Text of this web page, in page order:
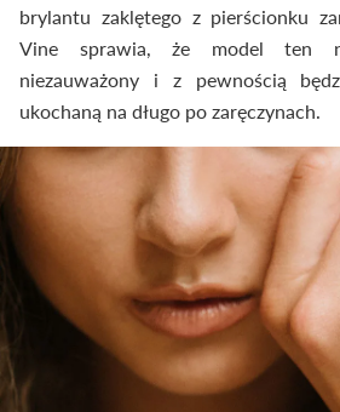
brylantu zaklętego z pierścionku
Vine sprawia, że model ten
niezauważony i z pewnością
ukochaną na długo po zaręczynach.